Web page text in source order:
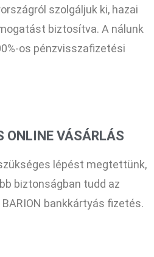
szolgáljuk ki, hazai
biztosítva. A nálunk
os pénzvisszafizetési
ONLINE VÁSÁRLÁS
lépést megtettünk,
biztonságban tudd az
bankkártyás fizetés.